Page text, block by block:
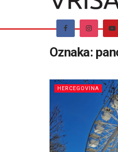
Oznaka:
HERCEGOVINA